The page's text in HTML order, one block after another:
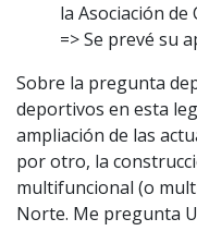
la Asociación
=> Se prevé su
Sobre la pregunta
deportivos en esta
ampliación de las
por otro, la
multifuncional (o
Norte. Me pregunta